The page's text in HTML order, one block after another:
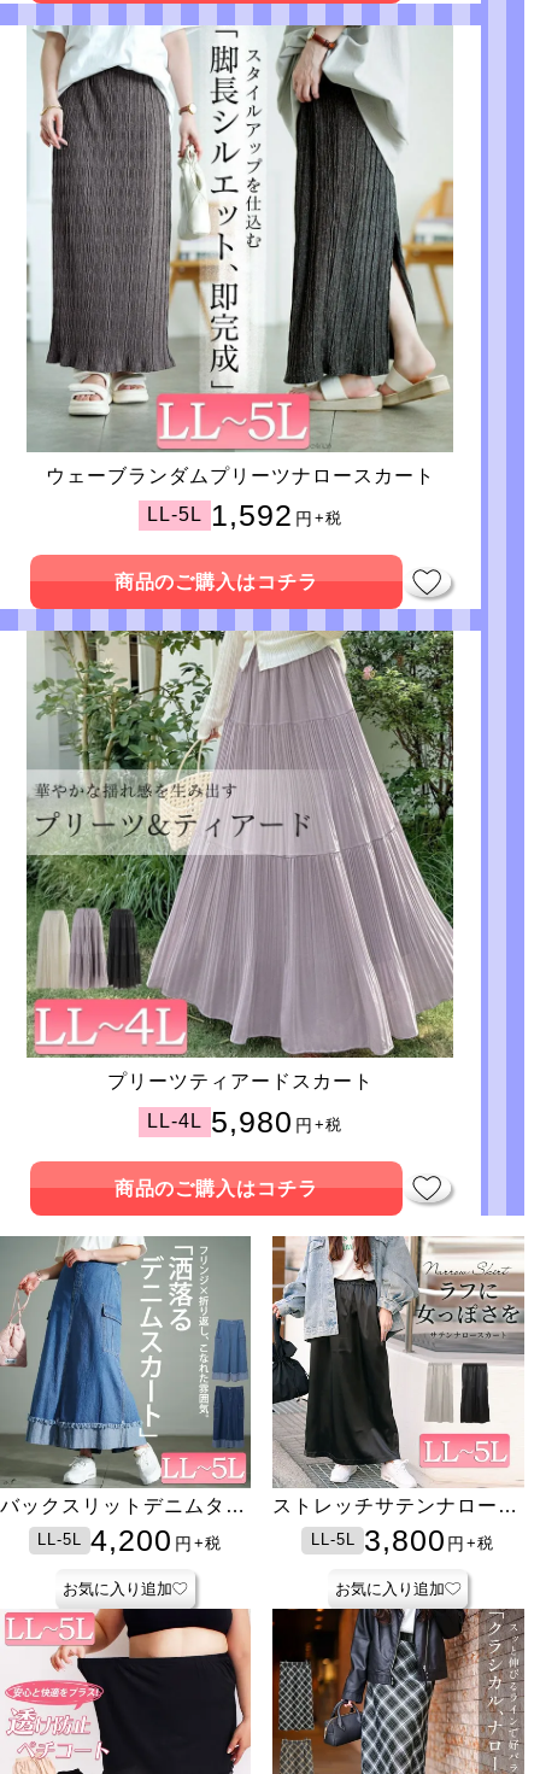
ウェーブランダムプリーツナロースカート
LL-5L 1,592 円 +税
商品のご購入はコチラ
プリーツティアードスカート
LL-4L 5,980 円 +税
商品のご購入はコチラ
バックスリットデニムタイ
トスカート
LL-5L 4,200 円 +税
お気に入り追加
ストレッチサテンナロース
カートLL-5L 3,800 円 +税
お気に入り追加